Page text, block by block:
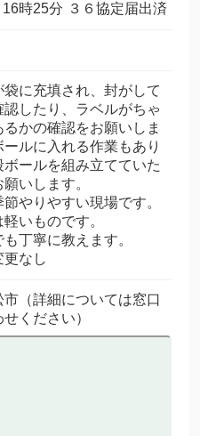
時25分 ３６協定届出済
に充填され、封がして
認したり、ラベルがちゃ
るかの確認をお願いしま
ルに入れる作業もあり
ボールを組み立てていた
いします。
節やりやすい現場です。
いものです。
丁寧に教えます。
更なし
（詳細については窓口
ください）